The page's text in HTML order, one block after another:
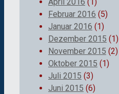
Februar 2016 (5)
Januar 2016 (1)
Dezember 2015 (1)
November 2015 (2)
Oktober 2015 (1)
Juli 2015 (3)
Juni 2015 (6)